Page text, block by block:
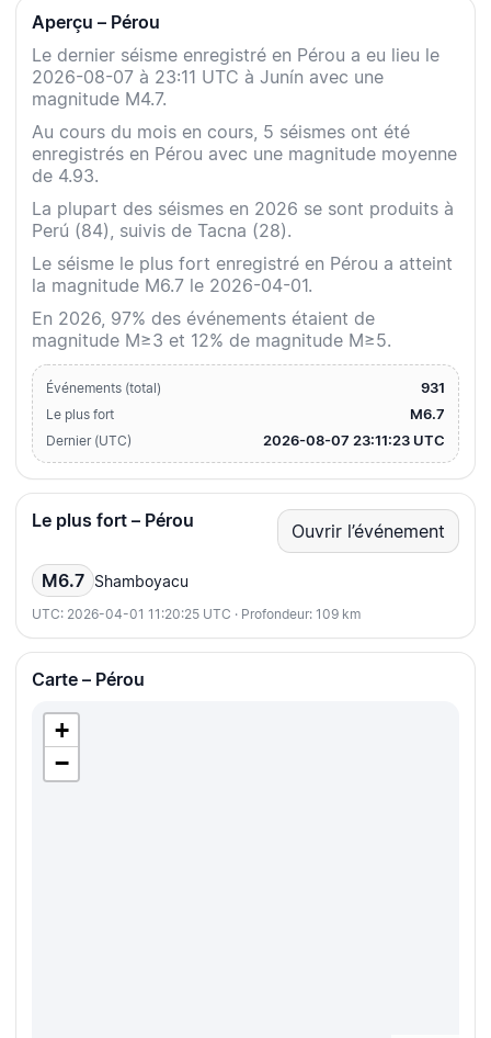
Aperçu – Pérou
Le dernier séisme enregistré en Pérou a eu lieu le
2026-08-07 à 23:11 UTC à Junín avec une
magnitude M4.7.
Au cours du mois en cours, 5 séismes ont été
enregistrés en Pérou avec une magnitude moyenne
de 4.93.
La plupart des séismes en 2026 se sont produits à
Perú (84), suivis de Tacna (28).
Le séisme le plus fort enregistré en Pérou a atteint
la magnitude M6.7 le 2026-04-01.
En 2026, 97% des événements étaient de
magnitude M≥3 et 12% de magnitude M≥5.
Événements (total) 931
Le plus fort M6.7
Dernier (UTC) 2026-08-07 23:11:23 UTC
Le plus fort – Pérou Ouvrir l’événement
M6.7 Shamboyacu
UTC: 2026-04-01 11:20:25 UTC · Profondeur: 109 km
Carte – Pérou
+
−